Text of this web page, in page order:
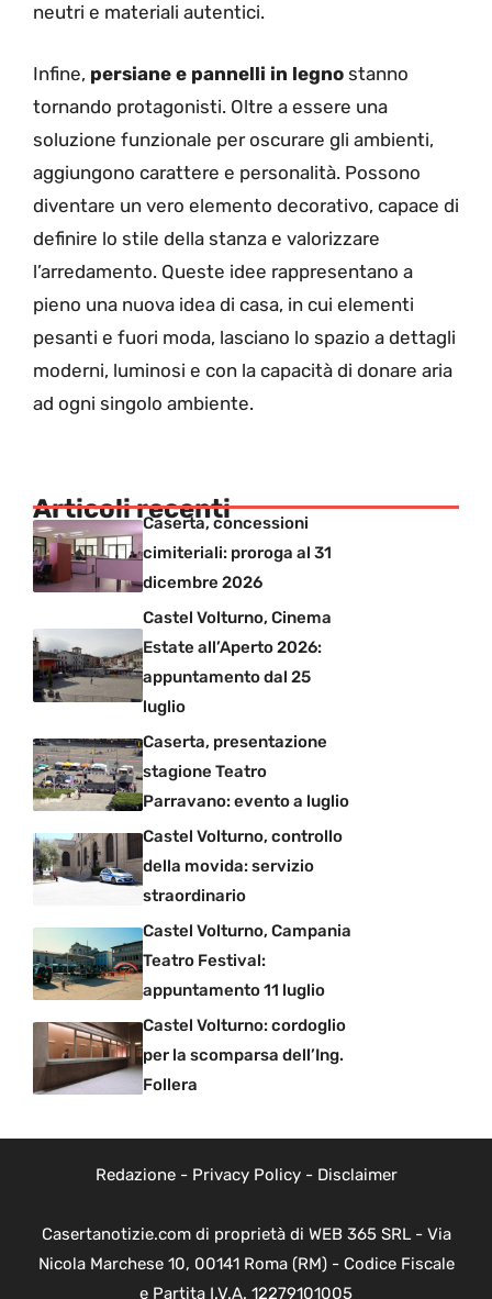
neutri e materiali autentici.
Infine, persiane e pannelli in legno stanno
tornando protagonisti. Oltre a essere una
soluzione funzionale per oscurare gli ambienti,
aggiungono carattere e personalità. Possono
diventare un vero elemento decorativo, capace di
definire lo stile della stanza e valorizzare
l’arredamento. Queste idee rappresentano a
pieno una nuova idea di casa, in cui elementi
pesanti e fuori moda, lasciano lo spazio a dettagli
moderni, luminosi e con la capacità di donare aria
ad ogni singolo ambiente.
Articoli recenti
Caserta, concessioni
cimiteriali: proroga al 31
dicembre 2026
Castel Volturno, Cinema
Estate all’Aperto 2026:
appuntamento dal 25
luglio
Caserta, presentazione
stagione Teatro
Parravano: evento a luglio
Castel Volturno, controllo
della movida: servizio
straordinario
Castel Volturno, Campania
Teatro Festival:
appuntamento 11 luglio
Castel Volturno: cordoglio
per la scomparsa dell’Ing.
Follera
Redazione- Privacy Policy- Disclaimer
Casertanotizie.com di proprietà di WEB 365 SRL - Via
Nicola Marchese 10, 00141 Roma (RM) - Codice Fiscale
e Partita I.V.A. 12279101005